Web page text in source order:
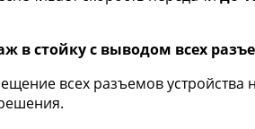
в стойку с выводом всех
всех разъемов